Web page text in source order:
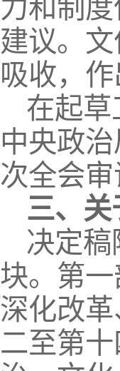
力和制
建议。
吸收，作
在起
中央政
次全会审
三、
决定
块。第
深化改
二至第